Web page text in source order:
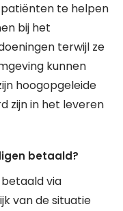
patiënten te helpen
bij het
terwijl ze
kunnen
hoogopgeleide
zijn in het leveren
betaald?
via
van de situatie